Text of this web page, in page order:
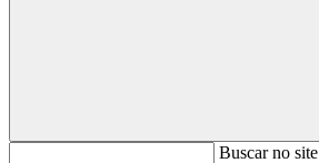
BuscarBuscar no site